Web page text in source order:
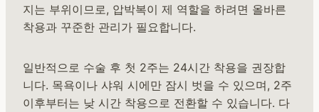
지는 부위이므로, 압박복이 제 역할을 하려면 올바른
착용과 꾸준한 관리가 필요합니다.
일반적으로 수술 후 첫 2주는 24시간 착용을 권장합
니다. 목욕이나 샤워 시에만 잠시 벗을 수 있으며, 2주
이후부터는 낮 시간 착용으로 전환할 수 있습니다. 다